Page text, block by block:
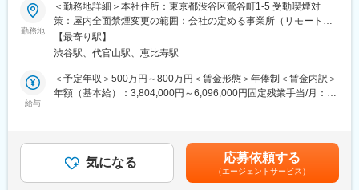
設立し、キレイライン矯正だけにとどまらず幅広い歯科の領域で
患者様を笑顔にするサービスを展開しております。
変更の範囲：会社の定める業務
■業務内容詳細：
◇2名～のチームマネジメント
◇予実管理
◇予算計画策定
◇マーケティング戦略・戦術立案／実行
◇プロジェクトマネジメント
グのご経験も積むことが可能です。
勤務地
＜勤務地詳細＞本社住所：東京都渋谷区鶯谷町1-5 受動喫煙対
策：屋内全面禁煙変更の範囲：会社の定める事業所（リモートワ
ーク含む）
【最寄り駅】
渋谷駅、代官山駅、恵比寿駅
給与
＜予定年収＞500万円～800万円＜賃金形態＞年俸制＜賃金内訳＞
年額（基本給）：3,804,000円～6,096,000円固定残業手当/月：
金はあくまでも目安の金額であり、選考を通じて上下する可能性
があります。月給(月額)は固定手当を含めた表記です。
気になる 応募依頼する
（エージェントサービス）